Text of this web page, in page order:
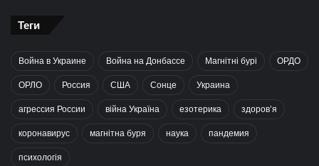
Теги
Война в Украине Война на Донбассе Магнітні бурі ОРДО
ОРЛО Россия США Сонце Украина
агрессия России війна Україна езотерика здоров’я
коронавирус магнітна буря наука пандемия
психологія